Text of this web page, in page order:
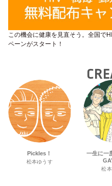
この機会に健康を見直そう。全国で
ペーンがスタート！
Pickles！
松本ゆうす
一生に一
松